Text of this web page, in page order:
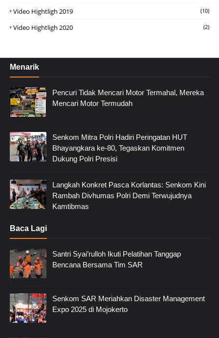
Video Hightligh 2019 (10)
Video Hightligh 2020 (2)
Menarik
Pencuri Tidak Mencari Motor Termahal, Mereka
Mencari Motor Termudah
Senkom Mitra Polri Hadiri Peringatan HUT
Bhayangkara ke-80, Tegaskan Komitmen
Dukung Polri Presisi
Langkah Konkret Pasca Korlantas: Senkom Kini
Rambah Divhumas Polri Demi Terwujudnya
Kamtibmas
Baca Lagi
Santri Syai’rulloh Ikuti Pelatihan Tanggap
Bencana Bersama Tim SAR
Senkom SAR Meriahkan Disaster Management
Expo 2025 di Mojokerto